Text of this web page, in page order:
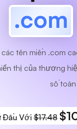
.com
các tên miền .com
thị của thương
số
Đầu Với$17.48